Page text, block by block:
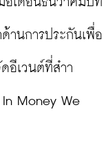
านการประกันเพื่อ
อีเวนต์ที่สำา
Money We